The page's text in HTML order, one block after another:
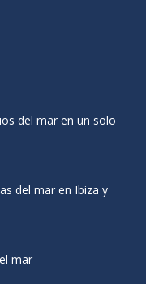
del mar en un solo
del mar en Ibiza y
mar